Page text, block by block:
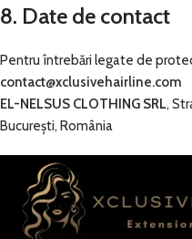
8. Date de contact
Pentru întrebări legate de
contact@xclusivehairline.com
EL-NELSUS CLOTHING SRL,
București, România